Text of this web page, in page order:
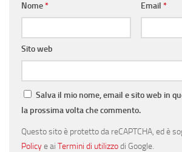
Nome* Email *
Sito web
Salva il mio nome, email e sito web in
la prossima volta che commento.
Questo sito è protetto da reCAPTCHA, ed è
Policye ai Termini di utilizzodi Google.